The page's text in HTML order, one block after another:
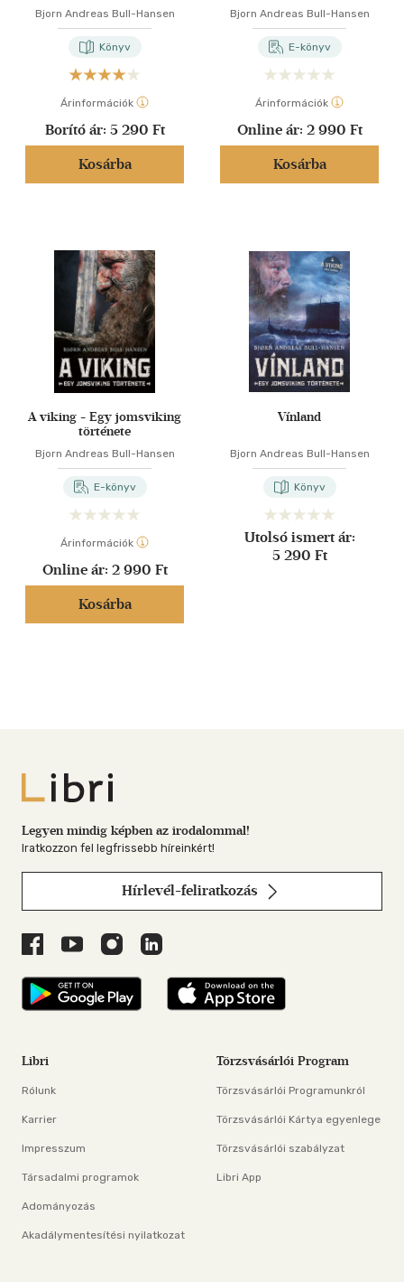
Bjorn Andreas Bull-Hansen
Könyv
Árinformációk
Borító ár: 5 290 Ft
Kosárba
Bjorn Andreas Bull-Hansen
E-könyv
Árinformációk
Online ár: 2 990 Ft
Kosárba
A viking - Egy jomsviking
története
Bjorn Andreas Bull-Hansen
E-könyv
Árinformációk
Online ár: 2 990 Ft
Kosárba
Vínland
Bjorn Andreas Bull-Hansen
Könyv
Utolsó ismert ár:
5 290 Ft
Libri
Legyen mindig képben az irodalommal!
Iratkozzon fel legfrissebb híreinkért!
Hírlevél-feliratkozás
Libri a Facebookon
Libri a Youtube-on
Libri az Instagramon
Libri a LinkedInen
Libri applikáció Szerezd meg: Google
Libri applikáció
Libri
Rólunk
Karrier
Impresszum
Társadalmi programok
Adományozás
Akadálymentesítési nyilatkozat
Törzsvásárlói Program
Törzsvásárlói Programunkról
Törzsvásárlói Kártya egyenlege
Törzsvásárlói szabályzat
Libri App